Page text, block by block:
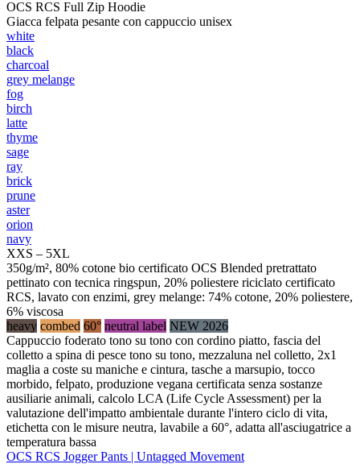
OCS RCS Full Zip Hoodie
Giacca felpata pesante con cappuccio unisex
white
black
charcoal
grey melange
fog
birch
latte
thyme
sage
ray
brick
prune
aster
orion
navy
XXS – 5XL
350g/m², 80% cotone bio certificato OCS Blended pretrattato
pettinato con tecnica ringspun, 20% poliestere riciclato certificato
RCS, lavato con enzimi, grey melange: 74% cotone, 20% poliestere,
6% viscosa
heavy combed 60° neutral label NEW 2026
Cappuccio foderato tono su tono con cordino piatto, fascia del
colletto a spina di pesce tono su tono, mezzaluna nel colletto, 2x1
maglia a coste su maniche e cintura, tasche a marsupio, tocco
morbido, felpato, produzione vegana certificata senza sostanze
ausiliarie animali, calcolo LCA (Life Cycle Assessment) per la
valutazione dell'impatto ambientale durante l'intero ciclo di vita,
etichetta con le misure neutra, lavabile a 60°, adatta all'asciugatrice a
temperatura bassa
OCS RCS Jogger Pants | Untagged Movement